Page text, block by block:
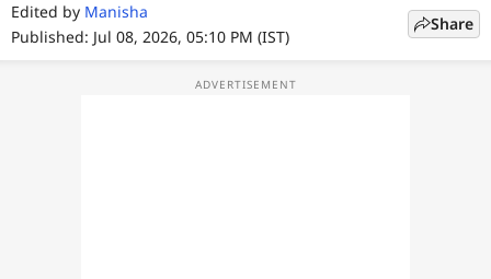
गेमिंग
Edited by Manisha
Published: Jul 08, 2026, 05:10 PM (IST)
Share